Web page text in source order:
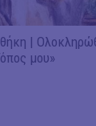
|
μου»